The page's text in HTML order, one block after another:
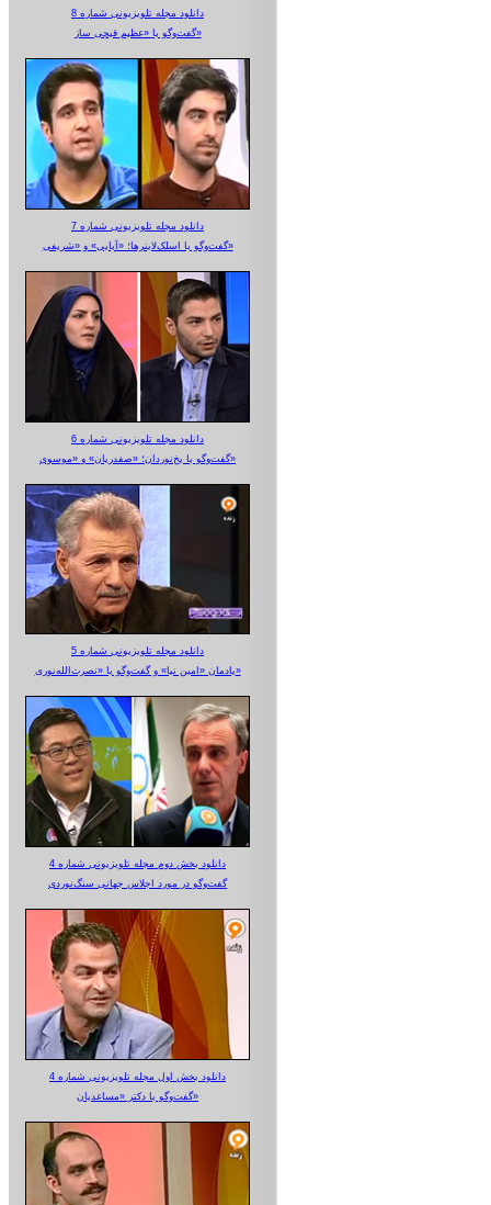
دانلود مجله تلویزیونی شماره 8
گفت‌وگو با «عظیم قیچی ساز»
دانلود مجله تلویزیونی شماره 7
گفت‌وگو با اسلک‌لاینرها؛ «آبایی» و «شریفی»
دانلود مجله تلویزیونی شماره 6
گفت‌وگو با یخ‌نوردان؛ «صفدریان» و «موسوی»
دانلود مجله تلویزیونی شماره 5
یادمان «امین نیا» و گفت‌وگو با «نصرت‌الله‌نوری»
دانلود بخش دوم مجله تلویزیونی شماره 4
گفت‌وگو در مورد اجلاس جهانی سنگ‌نوردی
دانلود بخش اول مجله تلویزیونی شماره 4
گفت‌وگو با دکتر «مساعدیان»